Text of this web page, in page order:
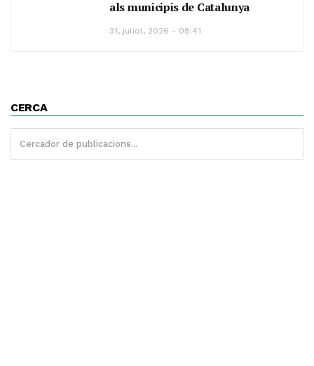
als municipis de Catalunya
31, juliol, 2026 - 08:41
CERCA